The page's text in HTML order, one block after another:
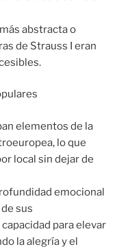
abstracta o
de Strauss I eran
elementos de la
lo que
local sin dejar de
emocional
sus
para elevar
la alegría y el